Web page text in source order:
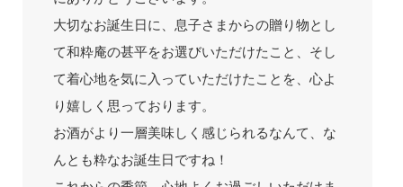
大切なお誕生日に、息子さまからの贈り物とし
て和粋庵の甚平をお選びいただけたこと、そし
て着心地を気に入っていただけたことを、心よ
り嬉しく思っております。
お酒がより一層美味しく感じられるなんて、な
んとも粋なお誕生日ですね！